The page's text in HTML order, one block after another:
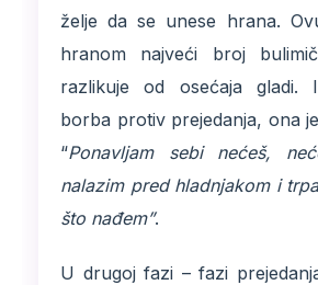
želje da se unese hrana.
hranom najveći broj
razlikuje od osećaja gladi.
borba protiv prejedanja, ona
“Ponavljam sebi nećeš,
nalazim pred hladnjakom i
što nađem”.
U drugoj fazi – fazi